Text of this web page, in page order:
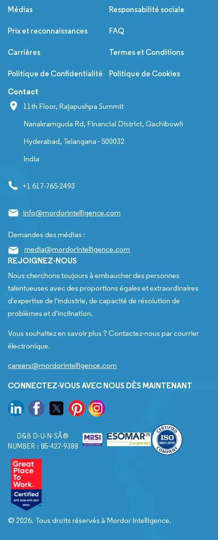
Médias Responsabilité sociale
Prix et reconnaissances FAQ
Carrières Termes et Conditions
Politique de Confidentialité Politique de Cookies
Contact
11th Floor, Rajapushpa Summit
Nanakramguda Rd, Financial District, Gachibowli
Hyderabad, Telangana - 500032
India
+1 617-765-2493
info@mordorintelligence.com
Demandes des médias :
media@mordorintelligence.com
REJOIGNEZ-NOUS
Nous cherchons toujours à embaucher des personnes
talentueuses avec des proportions égales et extraordinaires
d'expertise de l'industrie, de capacité de résolution de
problèmes et d'inclination.
Vous souhaitez en savoir plus ? Contactez-nous par courrier
électronique.
careers@mordorintelligence.com
CONNECTEZ-VOUS AVEC NOUS DÈS MAINTENANT
D&B D-U-N-SÂ®
NUMBER : 85-427-9388
© 2026. Tous droits réservés à Mordor Intelligence.